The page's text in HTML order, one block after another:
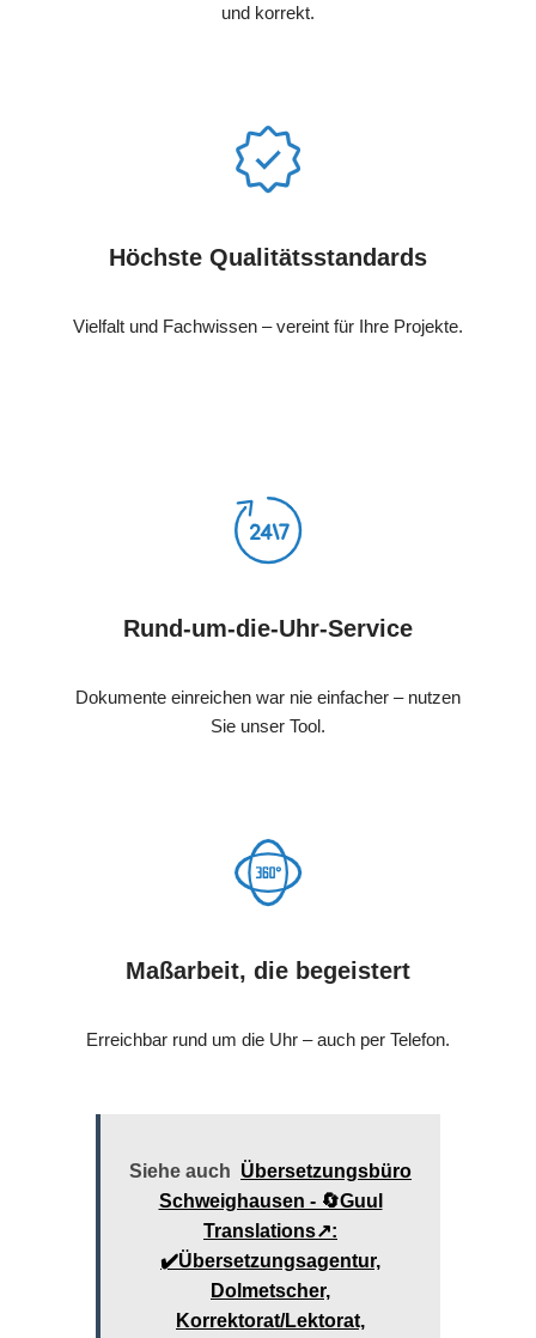
und korrekt.
Höchste Qualitätsstandards
Vielfalt und Fachwissen – vereint für Ihre Projekte.
Rund-um-die-Uhr-Service
Dokumente einreichen war nie einfacher – nutzen
Sie unser Tool.
Maßarbeit, die begeistert
Erreichbar rund um die Uhr – auch per Telefon.
Siehe auch Übersetzungsbüro
Schweighausen - 🔄Guul
Translations↗️:
✔️Übersetzungsagentur,
Dolmetscher,
Korrektorat/Lektorat,